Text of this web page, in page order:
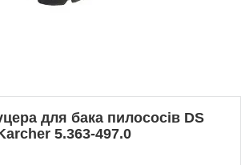
для бака пилососів DS
5.363-497.0